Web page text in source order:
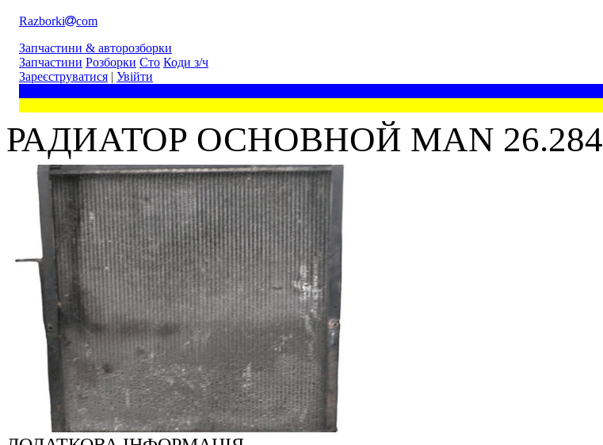
Razborki
com
Запчастини & авторозборки
Запчастини Розборки Сто Коди з/ч
Зареєструватися | Увійти
РАДИАТОР ОСНОВНОЙ MAN 26.284